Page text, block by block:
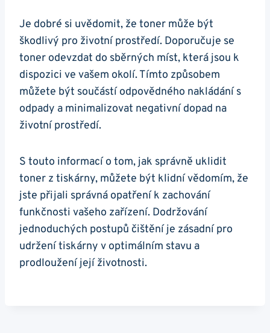
Je dobré si uvědomit, že toner může být
škodlivý pro životní prostředí. Doporučuje se
toner odevzdat do sběrných míst, která jsou k
dispozici ve vašem okolí. Tímto způsobem
můžete být součástí odpovědného nakládání s
odpady a minimalizovat negativní dopad na
životní prostředí.
S touto informací o tom, jak správně uklidit
toner z tiskárny, můžete být klidní vědomím, že
jste přijali správná opatření k zachování
funkčnosti vašeho zařízení. Dodržování
jednoduchých postupů čištění je zásadní pro
udržení tiskárny v optimálním stavu a
prodloužení její životnosti.